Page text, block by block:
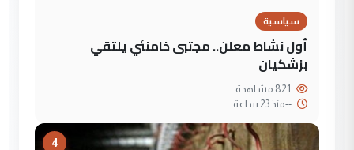
سياسية
أول نشاط معلن.. مجتبى خامنئي يلتقي
بزشكيان
--منذ 23 ساعة
4